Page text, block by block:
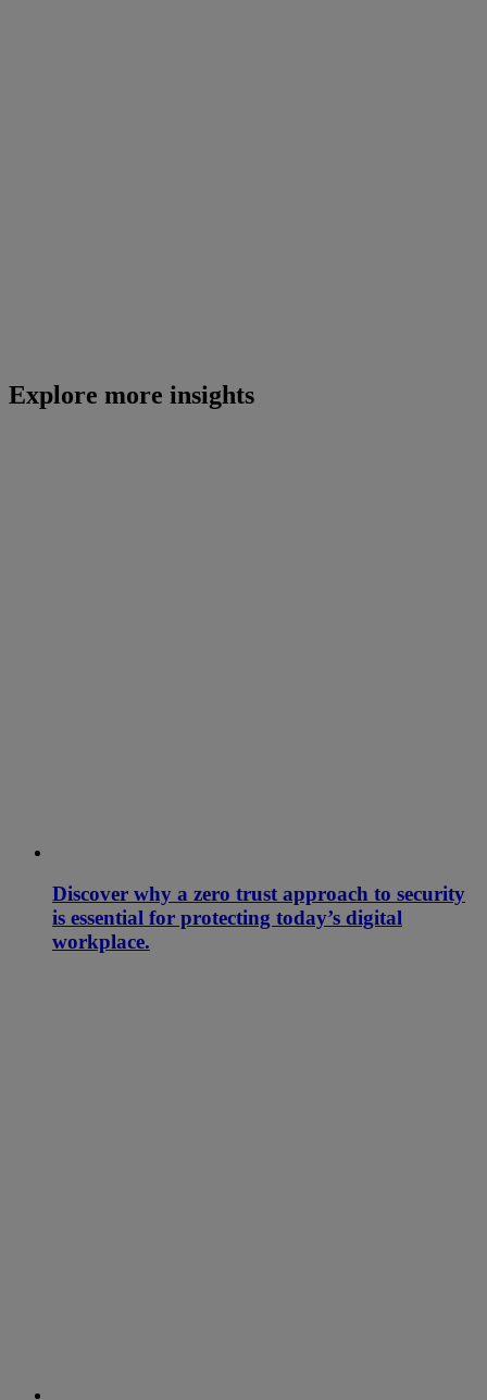
Explore more insights
Discover why a zero trust approach to security
is essential for protecting today’s digital
workplace.